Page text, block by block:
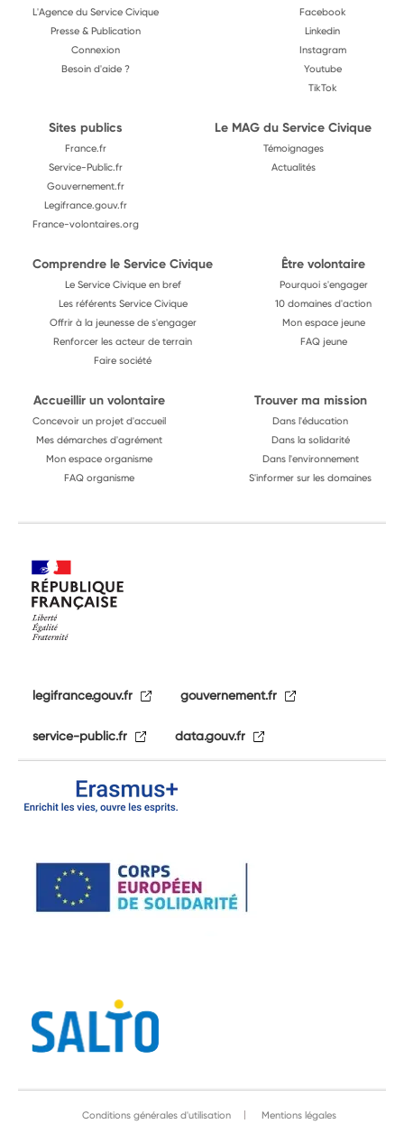
L'Agence du Service Civique
Presse & Publication
Connexion
Besoin d'aide ?
Facebook
Linkedin
Instagram
Youtube
TikTok
Sites publics
France.fr
Service-Public.fr
Gouvernement.fr
Legifrance.gouv.fr
France-volontaires.org
Le MAG du Service Civique
Témoignages
Actualités
Comprendre le Service Civique
Le Service Civique en bref
Les référents Service Civique
Offrir à la jeunesse de s'engager
Renforcer les acteur de terrain
Faire société
Être volontaire
Pourquoi s'engager
10 domaines d'action
Mon espace jeune
FAQ jeune
Accueillir un volontaire
Concevoir un projet d'accueil
Mes démarches d'agrément
Mon espace organisme
FAQ organisme
Trouver ma mission
Dans l'éducation
Dans la solidarité
Dans l'environnement
S'informer sur les domaines
legifrance.gouv.fr gouvernement.fr
service-public.fr data.gouv.fr
Conditions générales d'utilisation Mentions légales